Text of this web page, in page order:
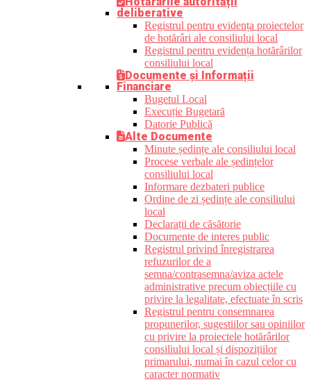
deliberative
Registrul pentru evidența proiectelor
de hotărâri ale consiliului local
Registrul pentru evidența hotărârilor
consiliului local
Documente și Informații
Financiare
Bugetul Local
Execuție Bugetară
Datorie Publică
Alte Documente
Minute ședințe ale consiliului local
Procese verbale ale ședințelor
consiliului local
Informare dezbateri publice
Ordine de zi ședințe ale consiliului
local
Declarații de căsătorie
Documente de interes public
Registrul privind înregistrarea
refuzurilor de a
semna/contrasemna/aviza actele
administrative precum obiecțiile cu
privire la legalitate, efectuate în scris
Registrul pentru consemnarea
propunerilor, sugestiilor sau opiniilor
cu privire la proiectele hotărârilor
consiliului local și dispozițiilor
primarului, numai în cazul celor cu
caracter normativ